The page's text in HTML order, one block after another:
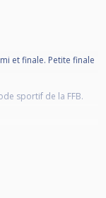
et finale. Petite finale
sportif de la FFB.